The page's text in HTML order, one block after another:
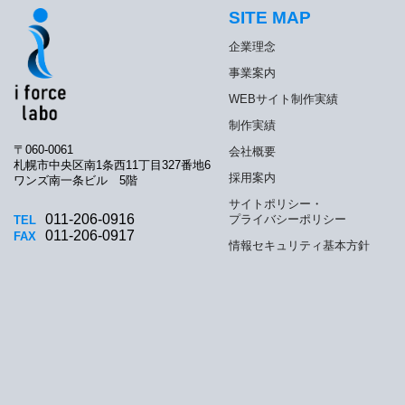
〒060-0061
札幌市中央区南1条西11丁目327番地6
ワンズ南一条ビル 5階
TEL 011-206-0916
FAX 011-206-0917
SITE MAP
企業理念
事業案内
WEBサイト制作実績
制作実績
会社概要
採用案内
サイトポリシー・
プライバシーポリシー
情報セキュリティ基本方針